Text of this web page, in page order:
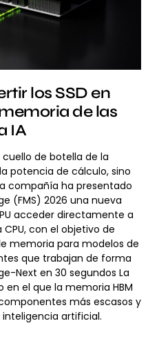
los SSD en
de las
IA
cuello de botella de la
potencia de cálculo, sino
compañía ha presentado
(FMS) 2026 una nueva
acceder directamente a
CPU, con el objetivo de
memoria para modelos de
que trabajan de forma
Next en 30 segundos La
el que la memoria HBM
más escasos y
artificial.